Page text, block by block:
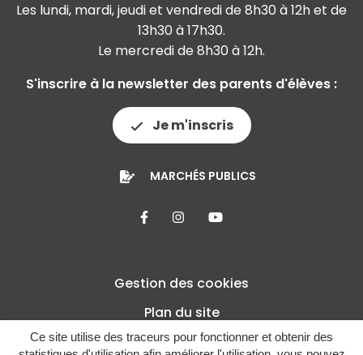
Ce site utilise des traceurs pour fonctionner et obtenir des
Les lundi, mardi, jeudi et vendredi de 8h30 à 12h et de
13h30 à 17h30.
Le mercredi de 8h30 à 12h.
S'inscrire à la newsletter des parents d'élèves :
Je m'inscris
MARCHÉS PUBLICS
Lien vers le compte Facebook
Lien vers le compte
Lien vers la chaîne
Gestion des cookies
Plan du site
Mentions légales